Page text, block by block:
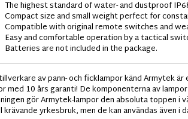
The highest standard of water- and dustproof
Compact size and small weight perfect for
Compatible with original remote switches and
Easy and comfortable operation by a tactical
Batteries are not included in the package.
av pann- och ficklampor känd Armytek
med 10 års garanti! De komponenterna av
gör Armytek-lampor den absoluta toppen i
krävande yrkesbruk, men de kan användas även i